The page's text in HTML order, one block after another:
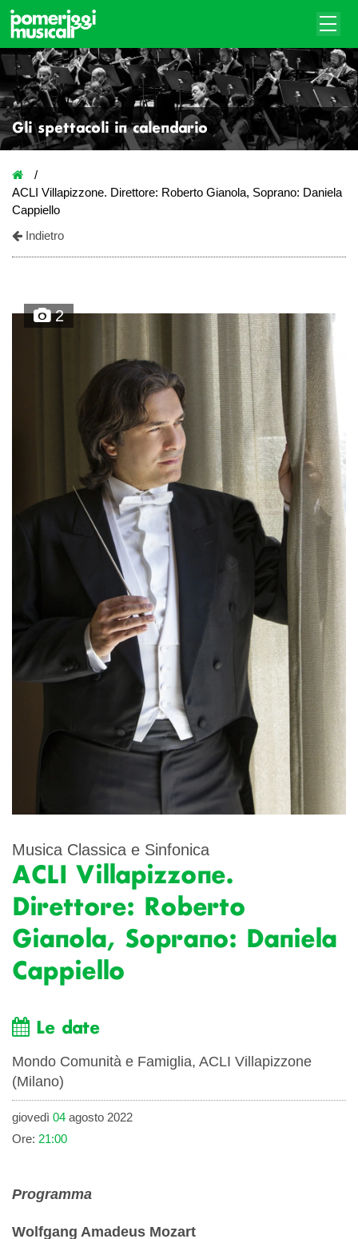
Gli spettacoli in calendario
ACLI Villapizzone. Direttore: Roberto Gianola, Soprano: Daniela
Cappiello
Indietro
2
Musica Classica e Sinfonica
ACLI Villapizzone.
Direttore: Roberto
Gianola, Soprano: Daniela
Cappiello
Le date
Mondo Comunità e Famiglia, ACLI Villapizzone
(Milano)
giovedì 04 agosto 2022
Ore: 21:00
Programma
Wolfgang Amadeus Mozart